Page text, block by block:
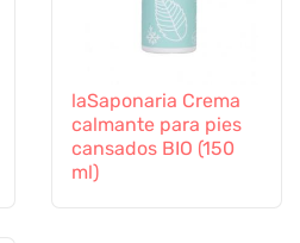
laSaponaria Crema
calmante para pies
cansados BIO (150
ml)